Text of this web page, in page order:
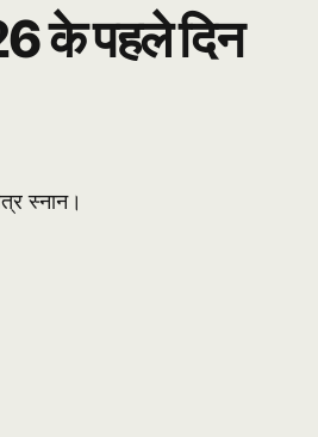
के पहले दिन
स्नान।